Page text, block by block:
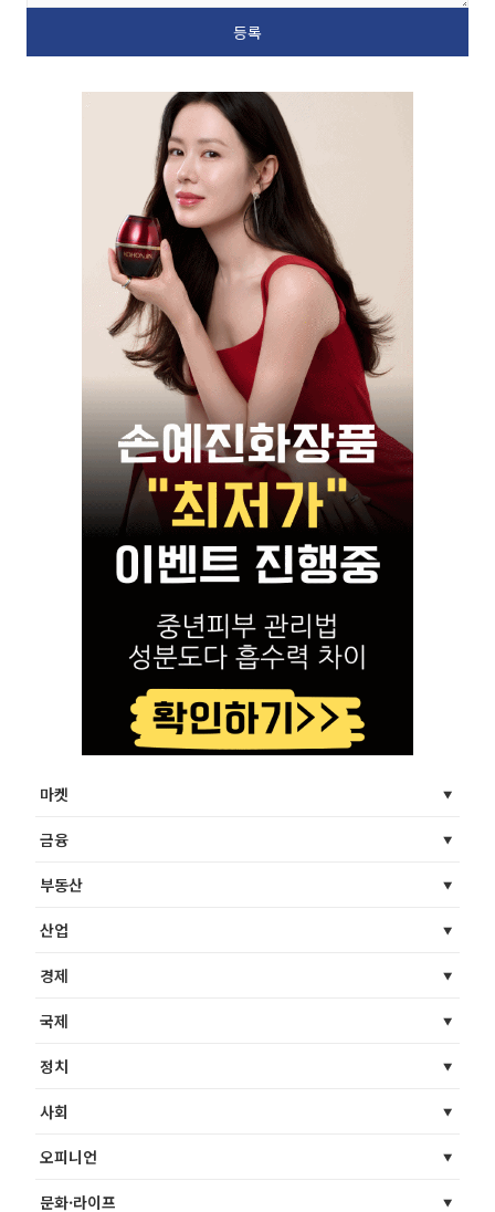
마켓
금융
부동산
산업
경제
국제
정치
사회
오피니언
문화·라이프